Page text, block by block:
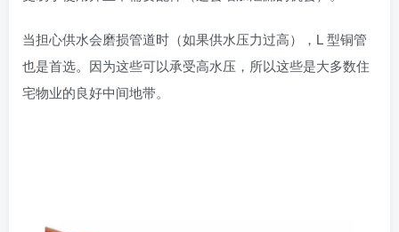
当担心供水会磨损管道时（如果供水压力过高），L 型铜管
也是首选。因为这些可以承受高水压，所以这些是大多数住
宅物业的良好中间地带。